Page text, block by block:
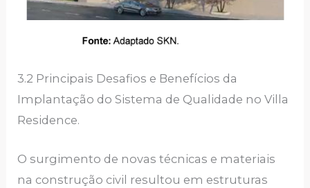
3.2 Principais Desafios e Benefícios da
Implantação do Sistema de Qualidade no Villa
Residence.
O surgimento de novas técnicas e materiais
na construção civil resultou em estruturas